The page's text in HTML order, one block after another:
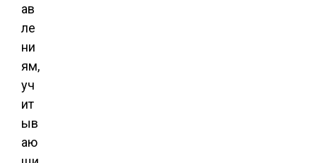
ав
ле
ни
ям,
уч
ит
ыв
аю